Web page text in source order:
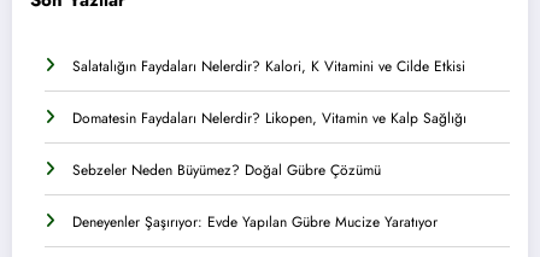
Salatalığın Faydaları Nelerdir? Kalori, K Vitamini ve Cilde Etkisi
Domatesin Faydaları Nelerdir? Likopen, Vitamin ve Kalp Sağlığı
Sebzeler Neden Büyümez? Doğal Gübre Çözümü
Deneyenler Şaşırıyor: Evde Yapılan Gübre Mucize Yaratıyor